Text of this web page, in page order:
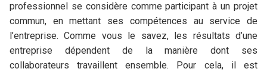
professionnel se considère comme participant à un projet
commun, en mettant ses compétences au service de
l’entreprise. Comme vous le savez, les résultats d’une
entreprise dépendent de la manière dont ses
collaborateurs travaillent ensemble. Pour cela, il est